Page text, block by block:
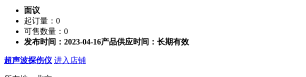
面议
起订量：0
可售数量：0
发布时间：2023-04-16产品供应时间：长期有效
超声波探伤仪 进入店铺